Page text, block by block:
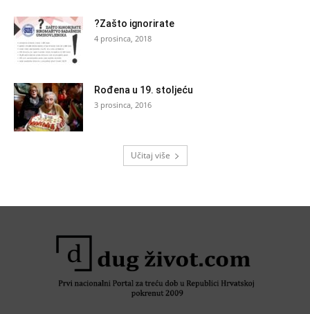
?Zašto ignorirate
4 prosinca, 2018
Rođena u 19. stoljeću
3 prosinca, 2016
Učitaj više